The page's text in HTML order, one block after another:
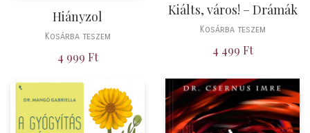
Hiányzol
Kosárba teszem
4 999 Ft
Kiálts, város! – Drámák
Kosárba teszem
4 499 Ft